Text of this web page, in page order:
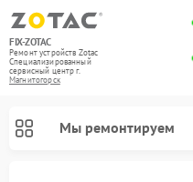
FIX-ZOTAC
Ремонт устройств Zotac
Специализированный
cервисный центр г.
Магнитогорск
Мы ремонтируем